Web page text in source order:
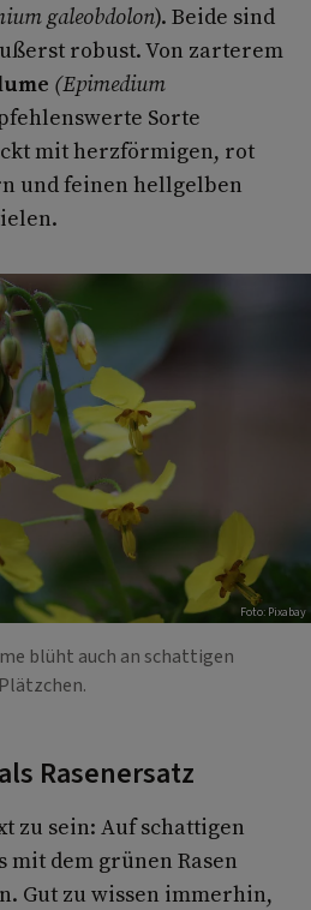
galeobdolon). Beide sind
robust. Von zarterem
(Epimedium
Sorte
mit herzförmigen, rot
und feinen hellgelben
Foto: Pixabay
blüht auch an schattigen
Plätzchen.
Rasenersatz
zu sein: Auf schattigen
dem grünen Rasen
Gut zu wissen immerhin,